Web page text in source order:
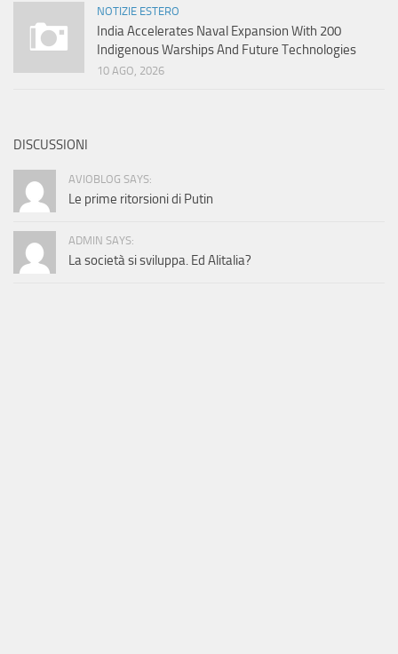
NOTIZIE ESTERO
India Accelerates Naval Expansion With 200
Indigenous Warships And Future Technologies
10 AGO, 2026
DISCUSSIONI
AVIOBLOG SAYS:
Le prime ritorsioni di Putin
ADMIN SAYS:
La società si sviluppa. Ed Alitalia?